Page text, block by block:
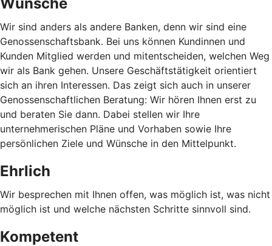
Wir sind anders als andere Banken, denn wir sind eine
Genossenschaftsbank. Bei uns können Kundinnen und
Kunden Mitglied werden und mitentscheiden, welchen Weg
wir als Bank gehen. Unsere Geschäftstätigkeit orientiert
sich an ihren Interessen. Das zeigt sich auch in unserer
Genossenschaftlichen Beratung: Wir hören Ihnen erst zu
und beraten Sie dann. Dabei stellen wir Ihre
unternehmerischen Pläne und Vorhaben sowie Ihre
persönlichen Ziele und Wünsche in den Mittelpunkt.
Ehrlich
Wir besprechen mit Ihnen offen, was möglich ist, was nicht
möglich ist und welche nächsten Schritte sinnvoll sind.
Kompetent